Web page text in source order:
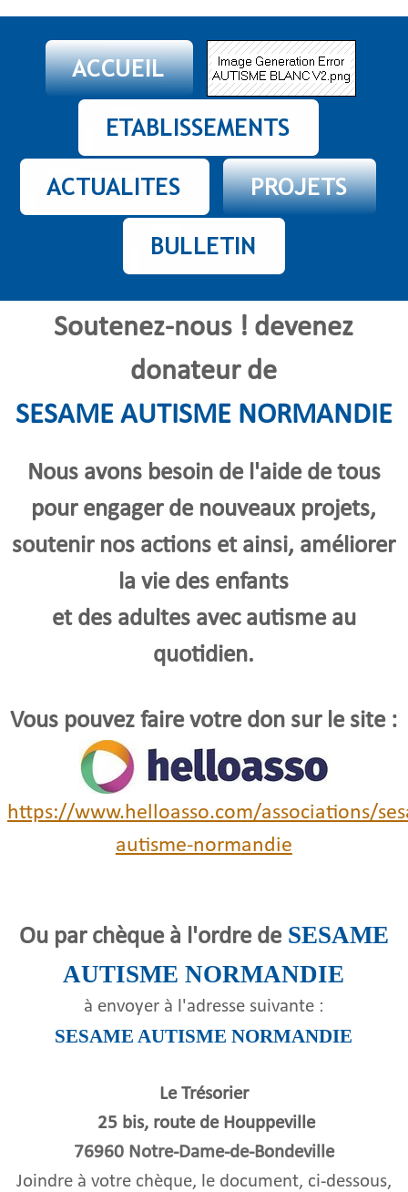
Soutenez-nous ! devenez
donateurde
SESAME AUTISME NORMANDIE
Nous avons besoin de l'aide de tous
pour engager de nouveaux projets,
soutenir nos actions etainsi, améliorer
la vie des enfants
et des adultes avec autisme au
quotidien.
Vous pouvez faire votre don sur le site :
https://www.helloasso.com/associations/
autisme-normandie
Ou par chèque à l'ordre de SESAME
AUTISME NORMANDIE
à envoyer à l'adresse suivante :
SESAME AUTISME NORMANDIE
Le Trésorier
25 bis, route de Houppeville
76960 Notre-Dame-de-Bondeville
Joindre à votre chèque, le document, ci-dessous,